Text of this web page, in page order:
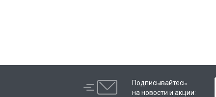
Подписывайтесь
на новости и акции: